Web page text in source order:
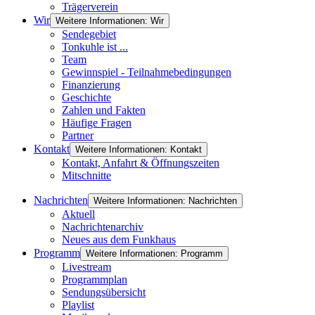
Trägerverein
Wir Weitere Informationen: Wir
Sendegebiet
Tonkuhle ist ...
Team
Gewinnspiel - Teilnahmebedingungen
Finanzierung
Geschichte
Zahlen und Fakten
Häufige Fragen
Partner
Kontakt Weitere Informationen: Kontakt
Kontakt, Anfahrt & Öffnungszeiten
Mitschnitte
Nachrichten Weitere Informationen: Nachrichten
Aktuell
Nachrichtenarchiv
Neues aus dem Funkhaus
Programm Weitere Informationen: Programm
Livestream
Programmplan
Sendungsübersicht
Playlist